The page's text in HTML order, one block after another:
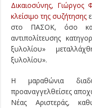
Δικαιοσύνης, Γιώργος
κλείσιμο της συζήτησης
στο ΠΑΣΟΚ, όσο
αντιπολίτευσης
ξυλολίου»
ξυλολίου».
Η μαραθώνια
προαναγγελθείσες
Νέας Αριστεράς,